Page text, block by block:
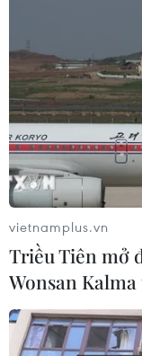
#gia đình thuộc
#Công an viên
#Bến Tre
Bến
Theo dõi
TIN LIÊN
vietnamplus.vn
Triều Tiên mở
Wonsan